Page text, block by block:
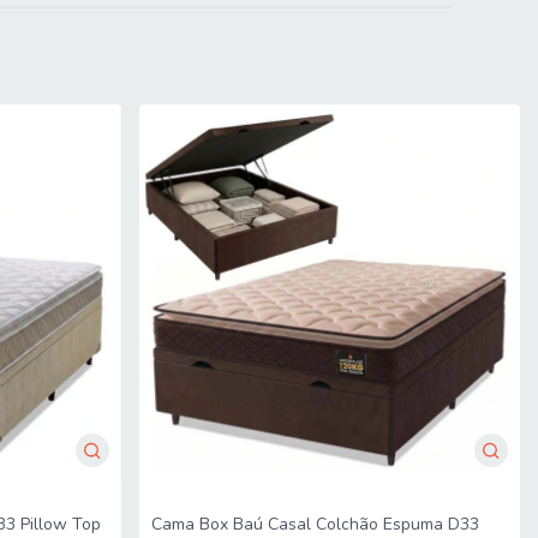
portaria do condomínio permitir, as entregas são efetuadas
a montagem, desmontagem do produto e/ou portas e
com ou sem elevador, ou deslocamento em locais
Pillow Top
Cama Box Baú Casal Colchão Espuma D33